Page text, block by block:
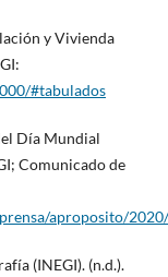
y Vivienda
#tabulados
Día Mundial
Comunicado de
aproposito/
(INEGI). (n.d.).